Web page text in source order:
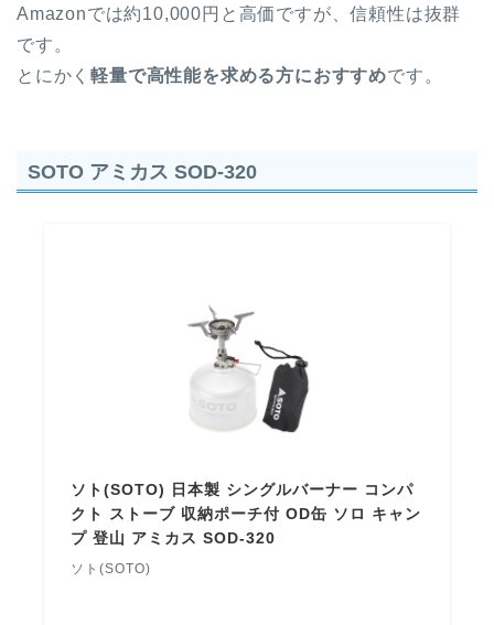
Amazonでは約10,000円と高価ですが、信頼性は抜群
です。
とにかく軽量で高性能を求める方におすすめです。
SOTO アミカス SOD-320
ソト(SOTO) 日本製 シングルバーナー コンパ
クト ストーブ 収納ポーチ付 OD缶 ソロ キャン
プ 登山 アミカス SOD-320
ソト(SOTO)